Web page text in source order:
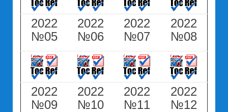
2022
№05
2022
№06
2022
№07
2022
№08
2022
№09
2022
№10
2022
№11
2022
№12